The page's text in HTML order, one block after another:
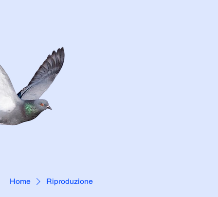
Home Riproduzione